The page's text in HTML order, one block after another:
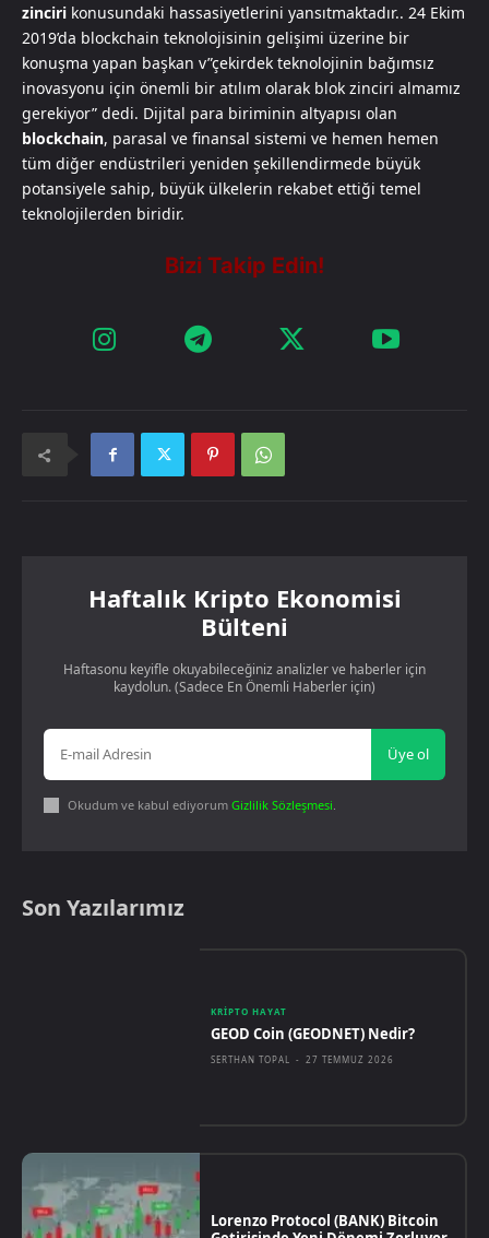
zinciri konusundaki hassasiyetlerini yansıtmaktadır.. 24 Ekim
2019’da blockchain teknolojisinin gelişimi üzerine bir
konuşma yapan başkan v”çekirdek teknolojinin bağımsız
inovasyonu için önemli bir atılım olarak blok zinciri almamız
gerekiyor” dedi. Dijital para biriminin altyapısı olan
blockchain, parasal ve finansal sistemi ve hemen hemen
tüm diğer endüstrileri yeniden şekillendirmede büyük
potansiyele sahip, büyük ülkelerin rekabet ettiği temel
teknolojilerden biridir.
Haftalık Kripto Ekonomisi
Bülteni
Haftasonu keyifle okuyabileceğiniz analizler ve haberler için
kaydolun. (Sadece En Önemli Haberler için)
Üye ol
Okudum ve kabul ediyorum Gizlilik Sözleşmesi.
Son Yazılarımız
KRIPTO HAYAT
GEOD Coin (GEODNET) Nedir?
SERTHAN TOPAL - 27 TEMMUZ 2026
Lorenzo Protocol (BANK) Bitcoin